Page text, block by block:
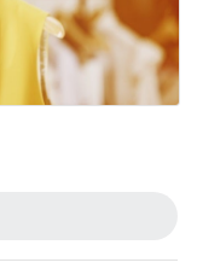
祝い